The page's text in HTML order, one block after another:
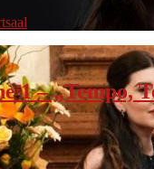
1 – „Tempo,